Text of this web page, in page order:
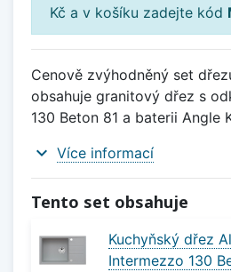
Kč a v košíku zadejte kód
Cenově zvýhodněný set
obsahuje granitový dřez s
130 Beton 81 a baterii Angle
expand_more Více informací
Tento set obsahuje
Kuchyňský dřez
Intermezzo 130